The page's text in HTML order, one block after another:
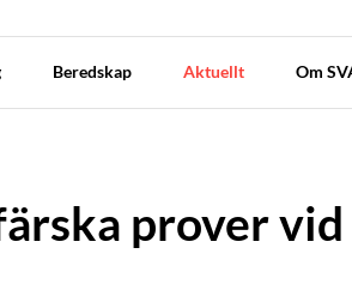
Beredskap Aktuellt Om
prover